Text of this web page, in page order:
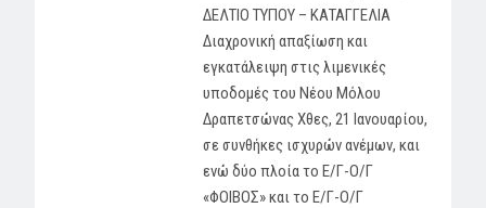
ΔΕΛΤΙΟ ΤΥΠΟΥ – ΚΑΤΑΓΓΕΛΙΑ
Διαχρονική απαξίωση και
εγκατάλειψη στις λιμενικές
υποδομές του Νέου Μόλου
Δραπετσώνας Χθες, 21 Ιανουαρίου,
σε συνθήκες ισχυρών ανέμων, και
ενώ δύο πλοία το Ε/Γ-Ο/Γ
«ΦΟΙΒΟΣ» και το Ε/Γ-Ο/Γ